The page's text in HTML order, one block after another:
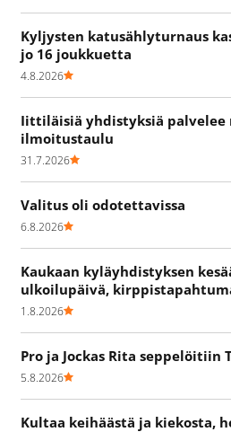
Kyljysten katusählyturnaus
jo 16 joukkuetta
4.8.2026
Iittiläisiä yhdistyksiä
ilmoitustaulu
31.7.2026
Valitus oli odotettavissa
6.8.2026
Kaukaan kyläyhdistyksen
ulkoilupäivä,
1.8.2026
Pro ja Jockas Rita seppelöitiin
5.8.2026
Kultaa keihäästä ja kiekosta,